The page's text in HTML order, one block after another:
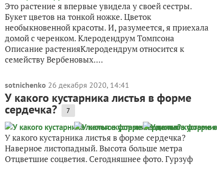
Это растение я впервые увидела у своей сестры.
Букет цветов на тонкой ножке. Цветок
необыкновенной красоты. И, разумеется, я приехала
домой с черенком. Клеродендрум Томпсона
Описание растенияКлеродендрум относится к
семейству Вербеновых....
sotnichenko 26 декабря 2020, 14:41
У какого кустарника листья в форме
сердечка? 7
У какого кустарника листья в форме сердечка?
Наверное листопадный. Высота больше метра
Отцветшие соцветия. Сегодняшнее фото. Гурзуф